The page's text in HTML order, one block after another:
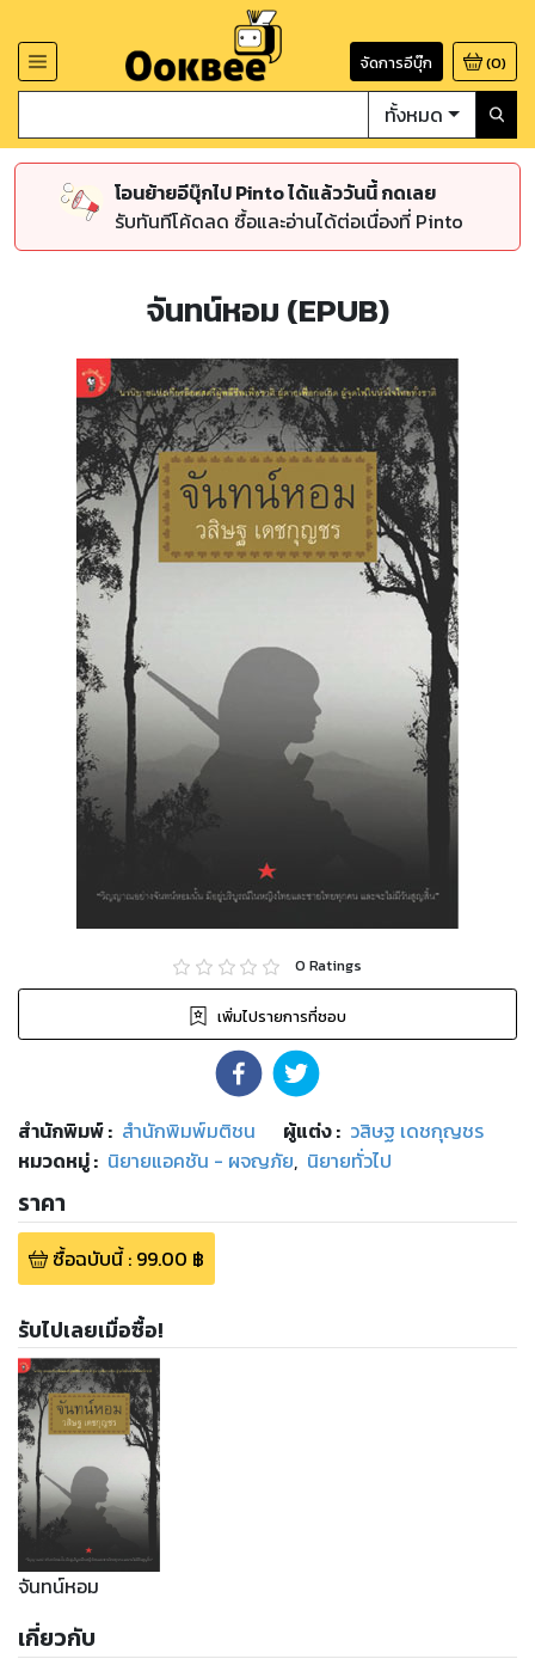
จัดการอีบุ๊ก (0)
ทั้งหมด
โอนย้ายอีบุ๊กไป Pinto ได้แล้ววันนี้ กดเลย
รับทันทีโค้ดลด ซื้อและอ่านได้ต่อเนื่องที่ Pinto
จันทน์หอม (EPUB)
0 Ratings
เพิ่มไปรายการที่ชอบ
สำนักพิมพ์: สำนักพิมพ์มติชน ผู้แต่ง : วสิษฐ เดชกุญชร
หมวดหมู่: นิยายแอคชัน - ผจญภัย, นิยายทั่วไป
ราคา
ซื้อฉบับนี้: 99.00 ฿
รับไปเลยเมื่อซื้อ!
จันทน์หอม
เกี่ยวกับ